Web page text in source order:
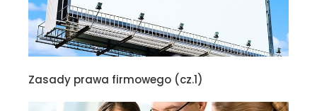
Zasady prawa firmowego (cz.1)